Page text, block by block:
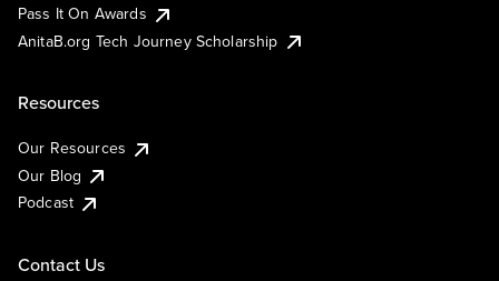
Pass It On Awards
AnitaB.org Tech Journey Scholarship
Resources
Our Resources
Our Blog
Podcast
Contact Us